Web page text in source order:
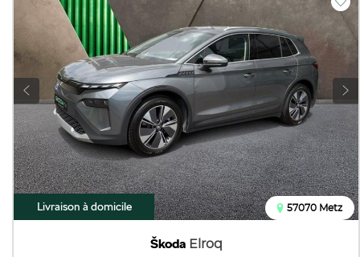
Livraison à domicile
Škoda Elroq
57070 Metz